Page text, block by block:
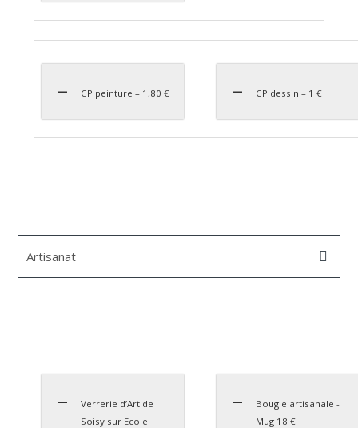
CP peinture – 1,80 € CP dessin – 1 €
Artisanat
Verrerie d’Art de
Soisy sur Ecole
Bougie artisanale -
Mug 18 €